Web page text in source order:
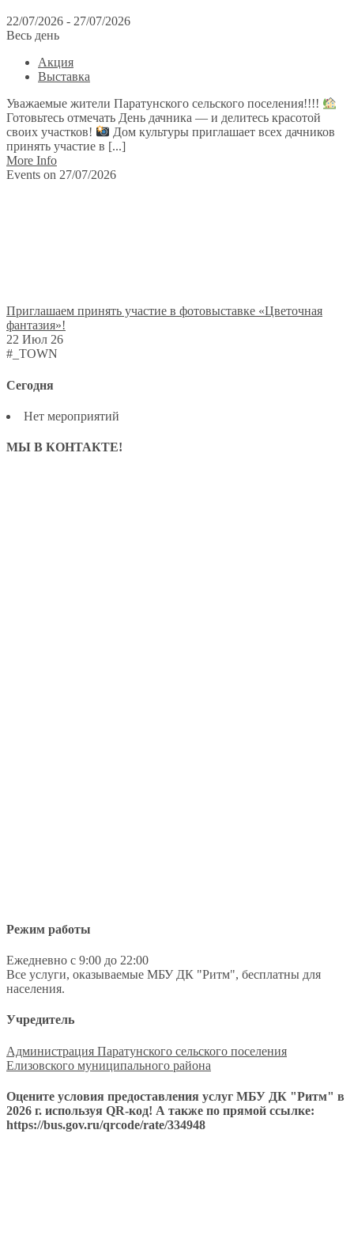
22/07/2026 - 27/07/2026
Весь день
Акция
Выставка
Уважаемые жители Паратунского сельского поселения!!!!
Готовьтесь отмечать День дачника — и делитесь красотой
своих участков!
Дом культуры приглашает всех дачников
принять участие в [...]
More Info
Events on 27/07/2026
Приглашаем принять участие в фотовыставке «Цветочная
фантазия»!
22 Июл 26
#_TOWN
Сегодня
Нет мероприятий
МЫ В КОНТАКТЕ!
Режим работы
Ежедневно с 9:00 до 22:00
Все услуги, оказываемые МБУ ДК "Ритм", бесплатны для
населения.
Учредитель
Администрация Паратунского сельского поселения
Елизовского муниципального района
Оцените условия предоставления услуг МБУ ДК "Ритм" в
2026 г. используя QR-код! А также по прямой ссылке:
https://bus.gov.ru/qrcode/rate/334948